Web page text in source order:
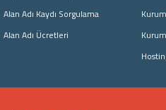
Alan Adı Kaydı Sorgulama
Alan Adı Ücretleri